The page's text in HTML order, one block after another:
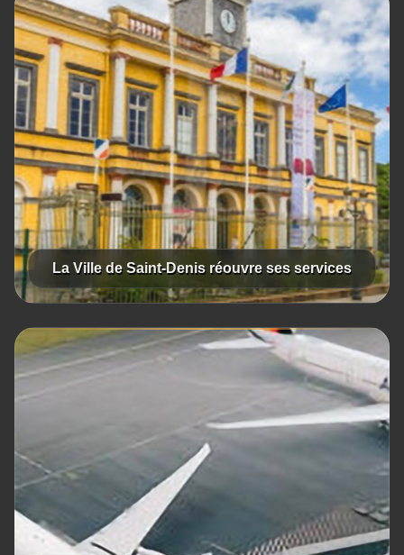
La Ville de Saint-Denis réouvre ses services